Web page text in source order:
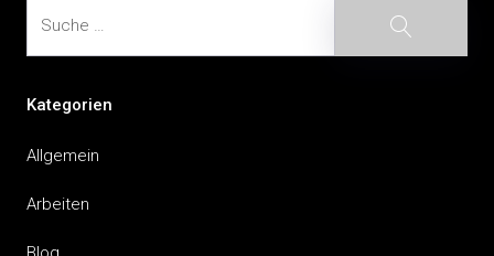
Suche
Kategorien
Allgemein
Arbeiten